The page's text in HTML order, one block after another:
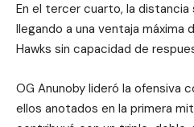
En el tercer cuarto, la distancia
llegando a una ventaja máxima
Hawks sin capacidad de
OG Anunoby lideró la ofensiva
ellos anotados en la primera